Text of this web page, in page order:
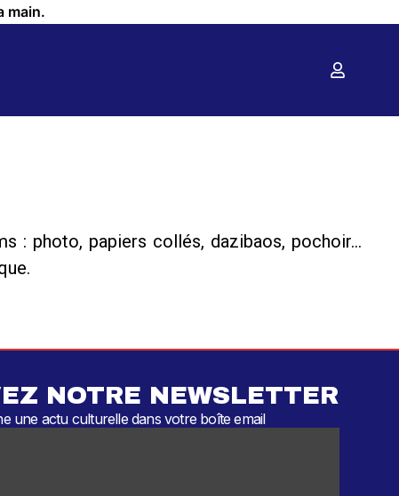
main.
: photo, papiers collés, dazibaos, pochoir…
NOTRE NEWSLETTER
une actu culturelle dans votre boîte email